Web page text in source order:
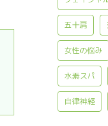
五十肩
女性の悩み
水素スパ
自律神経